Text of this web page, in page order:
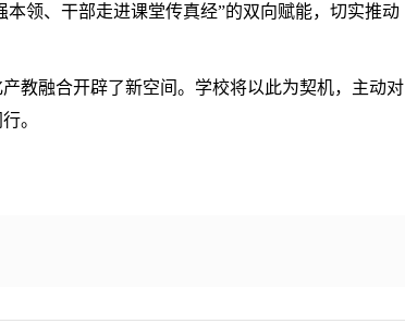
领、干部走进课堂传真经”的双向赋能，切实推动
教融合开辟了新空间。学校将以此为契机，主动对
。